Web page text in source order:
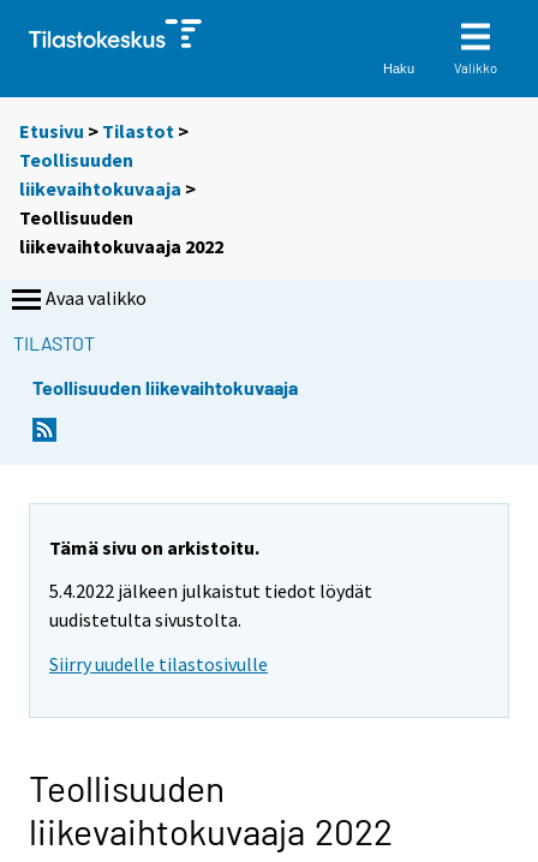
Haku Valikko
Etusivu > Tilastot >
Teollisuuden
liikevaihtokuvaaja >
Teollisuuden
liikevaihtokuvaaja 2022
Avaa valikko
TILASTOT
Teollisuuden liikevaihtokuvaaja
Tämä sivu on arkistoitu.
5.4.2022 jälkeen julkaistut tiedot löydät
uudistetulta sivustolta.
Siirry uudelle tilastosivulle
Teollisuuden
liikevaihtokuvaaja 2022